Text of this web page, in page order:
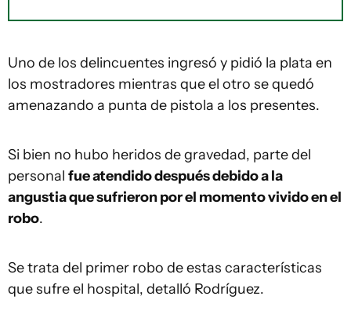
Uno de los delincuentes ingresó y pidió la plata en
los mostradores mientras que el otro se quedó
amenazando a punta de pistola a los presentes.
Si bien no hubo heridos de gravedad, parte del
personal fue atendido después debido a la
angustia que sufrieron por el momento vivido en el
robo.
Se trata del primer robo de estas características
que sufre el hospital, detalló Rodríguez.